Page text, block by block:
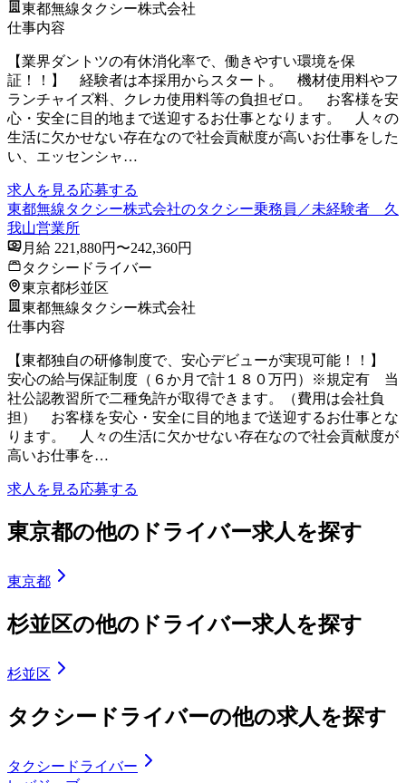
東都無線タクシー株式会社
仕事内容
【業界ダントツの有休消化率で、働きやすい環境を保
証！！】 経験者は本採用からスタート。 機材使用料やフ
ランチャイズ料、クレカ使用料等の負担ゼロ。 お客様を安
心・安全に目的地まで送迎するお仕事となります。 人々の
生活に欠かせない存在なので社会貢献度が高いお仕事をした
い、エッセンシャ…
求人を見る応募する
東都無線タクシー株式会社のタクシー乗務員／未経験者 久
我山営業所
月給 221,880円〜242,360円
タクシードライバー
東京都杉並区
東都無線タクシー株式会社
仕事内容
【東都独自の研修制度で、安心デビューが実現可能！！】
安心の給与保証制度（６か月で計１８０万円）※規定有 当
社公認教習所で二種免許が取得できます。（費用は会社負
担） お客様を安心・安全に目的地まで送迎するお仕事とな
ります。 人々の生活に欠かせない存在なので社会貢献度が
高いお仕事を…
求人を見る応募する
東京都の他のドライバー求人を探す
東京都
杉並区の他のドライバー求人を探す
杉並区
タクシードライバーの他の求人を探す
タクシードライバー